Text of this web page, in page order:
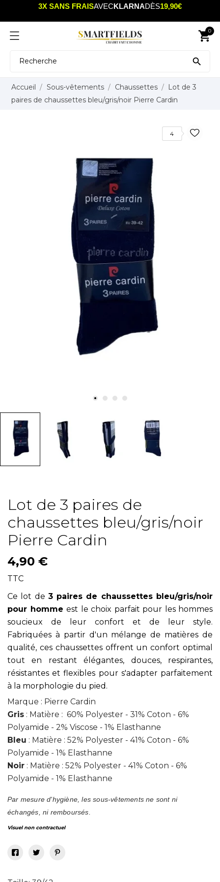
3X SANS FRAISAVECKLARNADÈS19,90€
shopping_cart
0

Accueil Sous-vêtements Chaussettes
Lot de 3
paires de chaussettes bleu/gris/noir Pierre Cardin
4
Lot de 3 paires de
chaussettes bleu/gris/noir
Pierre Cardin
4,90 €
TTC
Ce lot de 3 paires de chaussettes bleu/gris/noir
pour homme est le choix parfait pour les hommes
soucieux de leur confort et de leur style.
Fabriquées à partir d'un mélange de matières de
qualité, ces chaussettes offrent un confort optimal
tout en restant élégantes, douces, respirantes,
résistantes et flexibles pour s'adapter parfaitement
à la morphologie du pied.
Marque : Pierre Cardin
Gris : Matière : 60% Polyester - 31% Coton - 6%
Polyamide - 2% Viscose - 1% Elasthanne
Bleu : Matière : 52% Polyester - 41% Coton - 6%
Polyamide - 1% Elasthanne
Noir : Matière : 52% Polyester - 41% Coton - 6%
Polyamide - 1% Elasthanne
Par mesure d'hygiène, les sous-vêtements ne sont ni
échangés, ni remboursés.
Visuel non contractuel